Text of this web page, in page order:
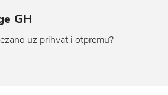
GH
uz prihvat i otpremu?